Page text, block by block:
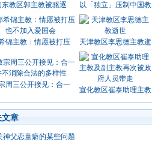
东教区郭主教被驱逐 以「独立」压制中国教
锦主教：情愿被打压 天津教区李思德主教逝
周三公开接见：合一
宣化教区崔泰助理主教
文章
神父恋童癖的某些问题